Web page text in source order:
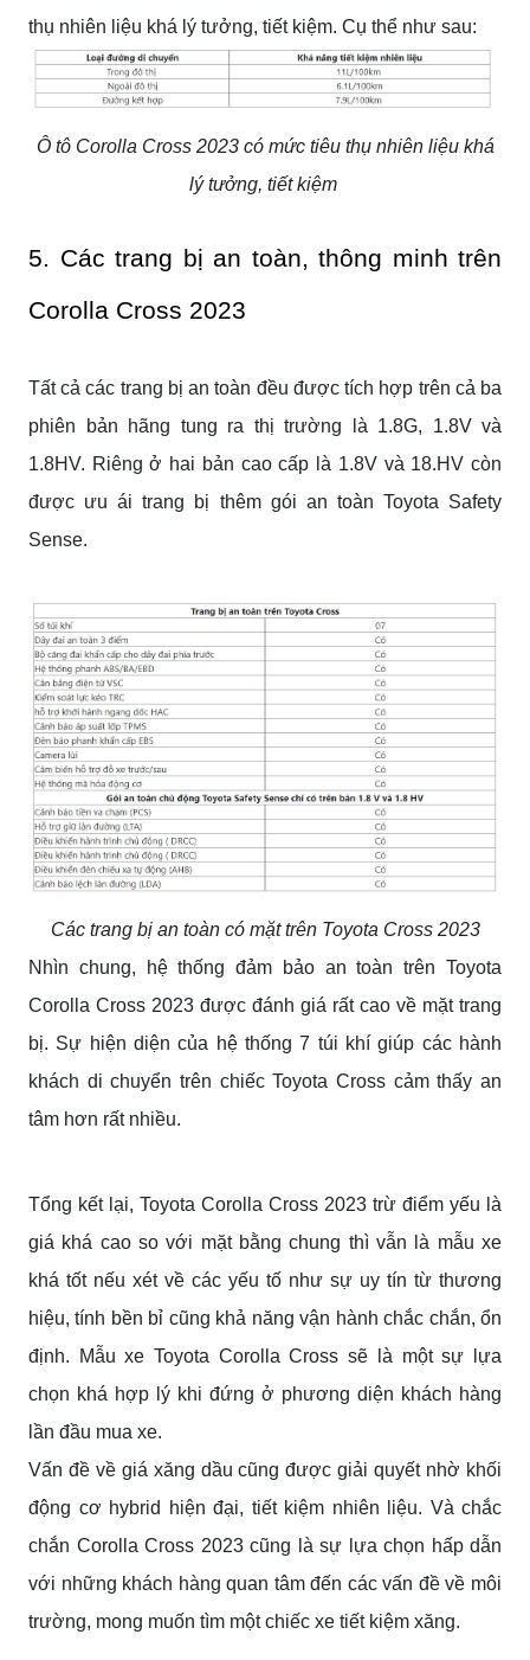
thụ nhiên liệu khá lý tưởng, tiết kiệm. Cụ thể như sau:
Ô tô Corolla Cross 2023 có mức tiêu thụ nhiên liệu khá
lý tưởng, tiết kiệm​
5. Các trang bị an toàn, thông minh trên
Corolla Cross 2023
Tất cả các trang bị an toàn đều được tích hợp trên cả ba
phiên bản hãng tung ra thị trường là 1.8G, 1.8V và
1.8HV. Riêng ở hai bản cao cấp là 1.8V và 18.HV còn
được ưu ái trang bị thêm gói an toàn Toyota Safety
Sense.
Các trang bị an toàn có mặt trên Toyota Cross 2023
Nhìn chung, hệ thống đảm bảo an toàn trên Toyota
Corolla Cross 2023 được đánh giá rất cao về mặt trang
bị. Sự hiện diện của hệ thống 7 túi khí giúp các hành
khách di chuyển trên chiếc Toyota Cross cảm thấy an
tâm hơn rất nhiều.
Tổng kết lại, Toyota Corolla Cross 2023 trừ điểm yếu là
giá khá cao so với mặt bằng chung thì vẫn là mẫu xe
khá tốt nếu xét về các yếu tố như sự uy tín từ thương
hiệu, tính bền bỉ cũng khả năng vận hành chắc chắn, ổn
định. Mẫu xe Toyota Corolla Cross sẽ là một sự lựa
chọn khá hợp lý khi đứng ở phương diện khách hàng
lần đầu mua xe.
Vấn đề về giá xăng dầu cũng được giải quyết nhờ khối
động cơ hybrid hiện đại, tiết kiệm nhiên liệu. Và chắc
chắn Corolla Cross 2023 cũng là sự lựa chọn hấp dẫn
với những khách hàng quan tâm đến các vấn đề về môi
trường, mong muốn tìm một chiếc xe tiết kiệm xăng.